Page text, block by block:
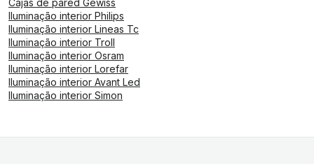
Cajas de pared Gewiss
Iluminação interior Philips
Iluminação interior Lineas Tc
Iluminação interior Troll
Iluminação interior Osram
Iluminação interior Lorefar
Iluminação interior Avant Led
Iluminação interior Simon